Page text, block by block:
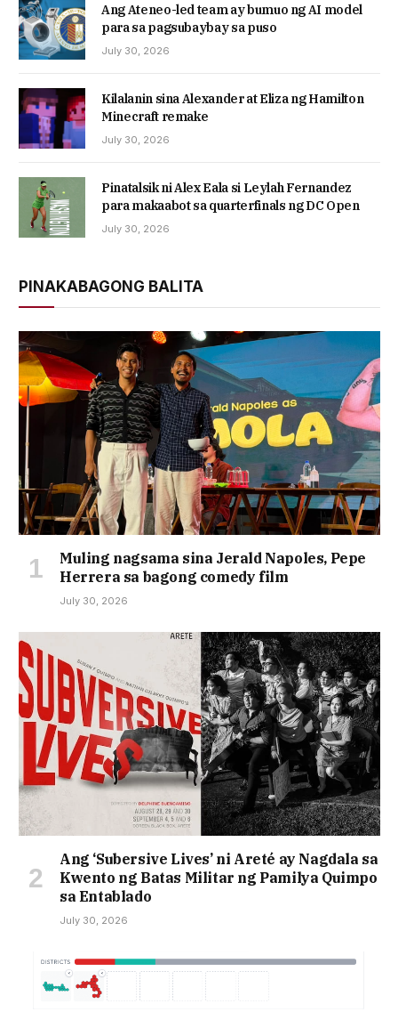
Ang Ateneo-led team ay bumuo ng AI model
para sa pagsubaybay sa puso
July 30, 2026
Kilalanin sina Alexander at Eliza ng Hamilton
Minecraft remake
July 30, 2026
Pinatalsik ni Alex Eala si Leylah Fernandez
para makaabot sa quarterfinals ng DC Open
July 30, 2026
PINAKABAGONG BALITA
Muling nagsama sina Jerald Napoles, Pepe
Herrera sa bagong comedy film
July 30, 2026
Ang ‘Subersive Lives’ ni Areté ay Nagdala sa
Kwento ng Batas Militar ng Pamilya Quimpo
sa Entablado
July 30, 2026